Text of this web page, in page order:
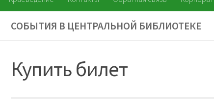
СОБЫТИЯ В ЦЕНТРАЛЬНОЙ БИБЛИОТЕКЕ
Купить билет